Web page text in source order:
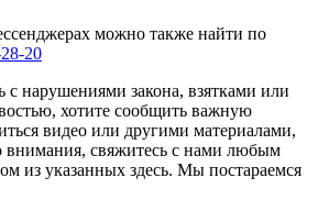
можно также найти по
20
с нарушениями закона, взятками или
хотите сообщить важную
видео или другими материалами,
свяжитесь с нами любым
из указанных здесь. Мы постараемся